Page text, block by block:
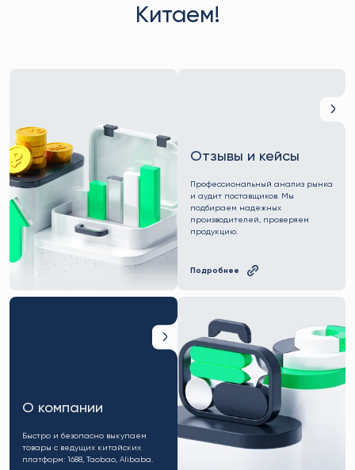
Китаем!
Отзывы и кейсы
Профессиональный анализ рынка
и аудит поставщиков. Мы
подбираем надежных
производителей, проверяем
продукцию.
Подробнее
О компании
Быстро и безопасно выкупаем
товары с ведущих китайских
платформ: 1688, Taobao, Alibaba.